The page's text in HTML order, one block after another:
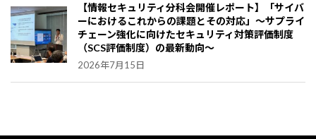
【情報セキュリティ分科会開催レポート】「サイバ
ーにおけるこれからの課題とその対応」～サプライ
チェーン強化に向けたセキュリティ対策評価制度
（SCS評価制度）の最新動向～
2026年7月15日